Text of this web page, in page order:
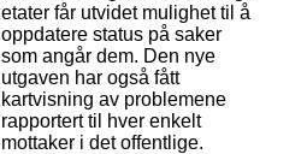
etater får utvidet mulighet til å
oppdatere status på saker
som angår dem. Den nye
utgaven har også fått
kartvisning av problemene
rapportert til hver enkelt
mottaker i det offentlige.